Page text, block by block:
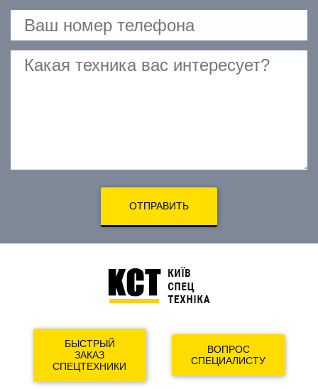
ОТПРАВИТЬ
БЫСТРЫЙ
ЗАКАЗ
СПЕЦТЕХНИКИ
ВОПРОС
СПЕЦИАЛИСТУ